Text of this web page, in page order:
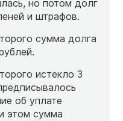
но потом долг
и штрафов.
сумма долга
истекло 3
об уплате
этом сумма